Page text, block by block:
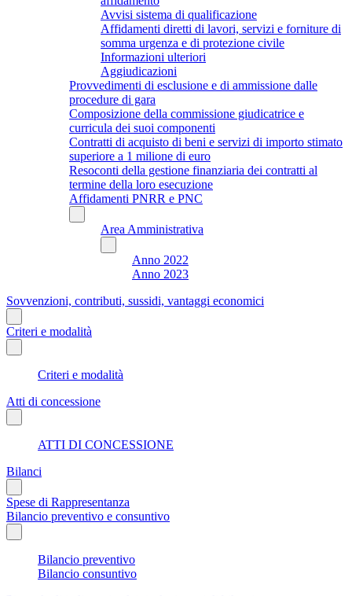
Avvisi sistema di qualificazione
Affidamenti diretti di lavori, servizi e forniture di
somma urgenza e di protezione civile
Informazioni ulteriori
Aggiudicazioni
Provvedimenti di esclusione e di ammissione dalle
procedure di gara
Composizione della commissione giudicatrice e
curricula dei suoi componenti
Contratti di acquisto di beni e servizi di importo stimato
superiore a 1 milione di euro
Resoconti della gestione finanziaria dei contratti al
termine della loro esecuzione
Affidamenti PNRR e PNC
Area Amministrativa
Anno 2022
Anno 2023
Sovvenzioni, contributi, sussidi, vantaggi economici
Criteri e modalità
Criteri e modalità
Atti di concessione
ATTI DI CONCESSIONE
Bilanci
Spese di Rappresentanza
Bilancio preventivo e consuntivo
Bilancio preventivo
Bilancio consuntivo